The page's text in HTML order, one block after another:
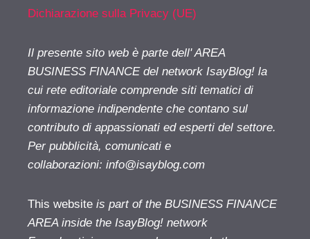
Dichiarazione sulla Privacy (UE)
Il presente sito web è parte dell' AREA
BUSINESS FINANCE del network IsayBlog! la
cui rete editoriale comprende siti tematici di
informazione indipendente che contano sul
contributo di appassionati ed esperti del settore.
Per pubblicità, comunicati e
collaborazioni: info@isayblog.com
This website is part of the BUSINESS FINANCE
AREA inside the IsayBlog! network